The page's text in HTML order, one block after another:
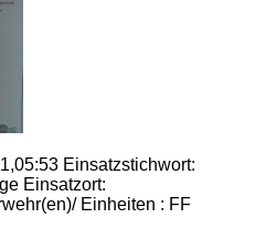
Einsatzstichwort:
Einsatzort:
Einheiten : FF